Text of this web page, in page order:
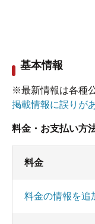
基本情報
※最新情報は各種
掲載情報に誤りが
料金・お支払い方
料金
料金の情報を追